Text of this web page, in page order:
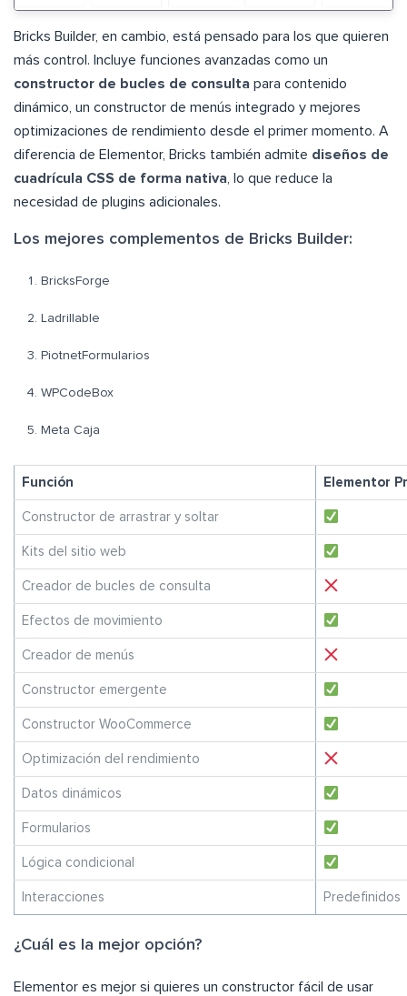
Bricks Builder, en cambio, está pensado para los que quieren
más control. Incluye funciones avanzadas como un
constructor de bucles de consulta para contenido
dinámico, un constructor de menús integrado y mejores
optimizaciones de rendimiento desde el primer momento. A
diferencia de Elementor, Bricks también admite diseños de
cuadrícula CSS de forma nativa, lo que reduce la
necesidad de plugins adicionales.
Los mejores complementos de Bricks Builder:
BricksForge
Ladrillable
PiotnetFormularios
WPCodeBox
Meta Caja
Función Elementor
Constructor de arrastrar y soltar
Kits del sitio web
Creador de bucles de consulta
Efectos de movimiento
Creador de menús
Constructor emergente
Constructor WooCommerce
Optimización del rendimiento
Datos dinámicos
Formularios
Lógica condicional
Interacciones Predefinidos
¿Cuál es la mejor opción?
Elementor es mejor si quieres un constructor fácil de usar